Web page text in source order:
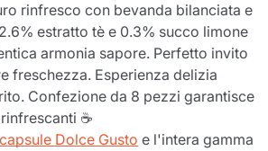
rinfresco con bevanda bilanciata e
estratto tè e 0.3% succo limone
armonia sapore. Perfetto invito
freschezza. Esperienza delizia
Confezione da 8 pezzi garantisce
☕
capsule Dolce Gusto e l'intera gamma